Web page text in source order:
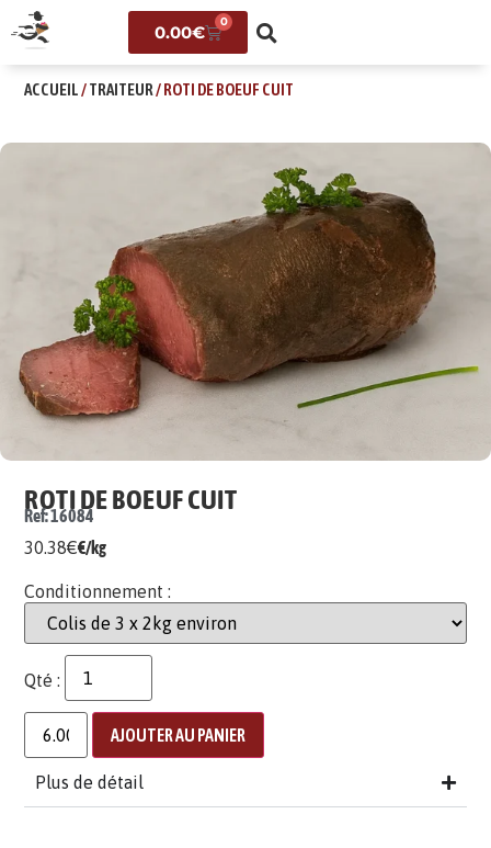
0.00€
0
ACCUEIL/TRAITEUR/ ROTI DE BOEUF CUIT
ROTI DE BOEUF CUIT
Ref: 16084
30.38€€/kg
Conditionnement :
Qté :
AJOUTER AU PANIER
Plus de détail